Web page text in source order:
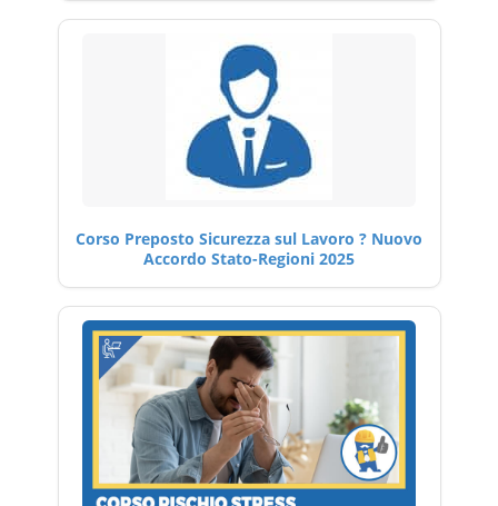
Corso Preposto Sicurezza sul Lavoro ? Nuovo
Accordo Stato-Regioni 2025